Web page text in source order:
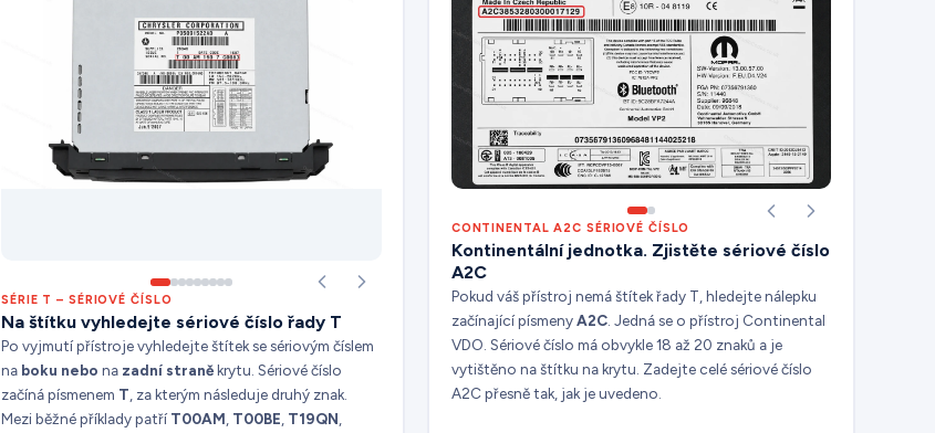
SÉRIE T – SÉRIOVÉ ČÍSLO
Na štítku vyhledejte sériové číslo řady T
Po vyjmutí přístroje vyhledejte štítek se sériovým číslem
na boku nebo na zadnístraněkrytu. Sériové číslo
začíná písmenem T , za kterým následuje druhý znak.
Mezi běžné příklady patříT00AM T00BE T19QN
CONTINENTAL A2C SÉRIOVÉ ČÍSLO
Kontinentální jednotka. Zjistěte sériové číslo
A2C
Pokud váš přístroj nemá štítek řady T, hledejte nálepku
začínající písmenyA2C. Jedná se o přístroj Continental
VDO. Sériové číslo má obvykle 18 až 20 znaků a je
vytištěno na štítku na krytu. Zadejte celé sériové číslo
A2C přesně tak, jak je uvedeno.